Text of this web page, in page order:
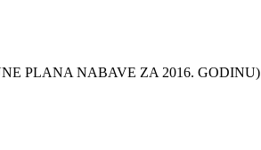
PLANA NABAVE ZA 2016. GODINU)